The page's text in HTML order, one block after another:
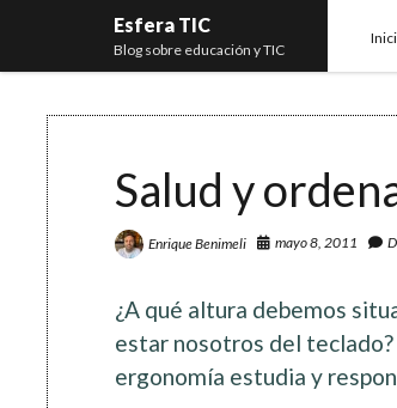
Esfera TIC
Blog sobre educación y TIC
Salud y
Enrique Benimeli mayo 8, 2011
¿A qué altura debemos
estar nosotros del
ergonomía estudia y